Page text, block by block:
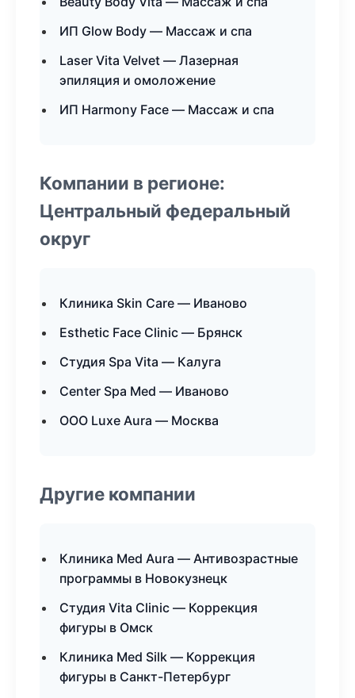
ИП Glow Body — Массаж и спа
Laser Vita Velvet — Лазерная
эпиляция и омоложение
ИП Harmony Face — Массаж и спа
Компании в регионе:
Центральный федеральный
округ
Клиника Skin Care — Иваново
Esthetic Face Clinic — Брянск
Студия Spa Vita — Калуга
Center Spa Med — Иваново
ООО Luxe Aura — Москва
Другие компании
Клиника Med Aura — Антивозрастные
программы в Новокузнецк
Студия Vita Clinic — Коррекция
фигуры в Омск
Клиника Med Silk — Коррекция
фигуры в Санкт-Петербург